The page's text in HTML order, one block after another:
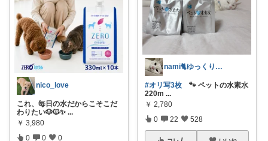
nico_love
これ、毎日の水だからこそこだ
わりたい🐶🐱✨ ...
￥ 3,980
0 0 0
nami🐈ゆっくりやります🐢
#オリ写3枚 🐾 ペットの水素水
220m ...
￥ 2,780
0 22 528